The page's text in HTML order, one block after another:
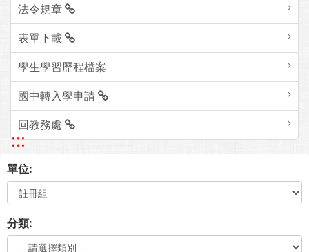
法令規章
表單下載
學生學習歷程檔案
國中轉入學申請
回教務處
:::
單位:
分類: